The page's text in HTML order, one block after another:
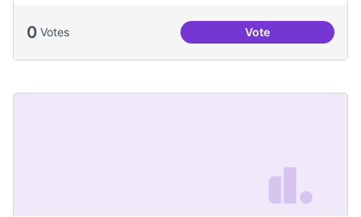
0 Votes VoteTips for Choosing